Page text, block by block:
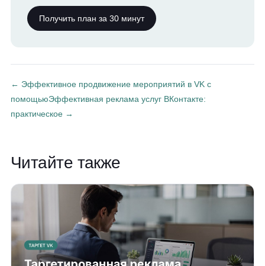
Получить план за 30 минут
← Эффективное продвижение мероприятий в VK с
помощьюЭффективная реклама услуг ВКонтакте:
практическое →
Читайте также